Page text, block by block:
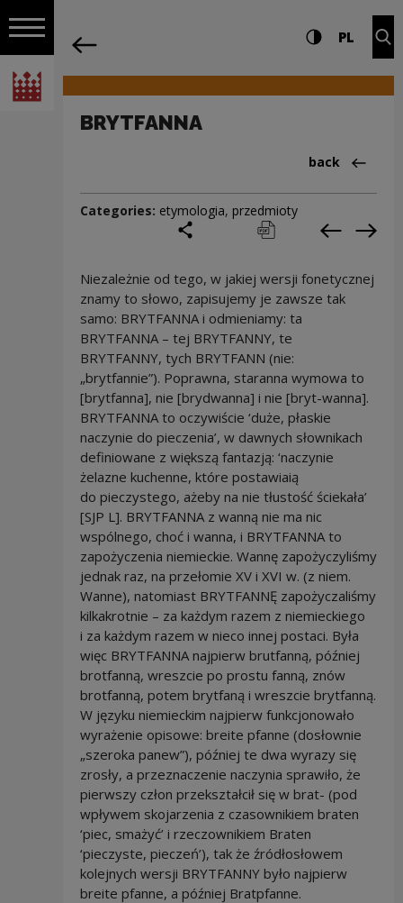
Open navigation
National Centre for Culture Poland
Navigation Settings and search
High contrast
PL
BRYTFANNA
Back
back
Categories: etymologia, przedmioty
print pobierz Previous
Niezależnie od tego, w jakiej wersji fonetycznej
znamy to słowo, zapisujemy je zawsze tak
samo: BRYTFANNA i odmieniamy: ta
BRYTFANNA – tej BRYTFANNY, te
BRYTFANNY, tych BRYTFANN (nie:
„brytfannie”). Poprawna, staranna wymowa to
[brytfanna], nie [brydwanna] i nie [bryt-wanna].
BRYTFANNA to oczywiście ‘duże, płaskie
naczynie do pieczenia’, w dawnych słownikach
definiowane z większą fantazją: ‘naczynie
żelazne kuchenne, które postawiaią
do pieczystego, ażeby na nie tłustość ściekała’
[SJP L]. BRYTFANNA z wanną nie ma nic
wspólnego, choć i wanna, i BRYTFANNA to
zapożyczenia niemieckie. Wannę zapożyczyliśmy
jednak raz, na przełomie XV i XVI w. (z niem.
Wanne), natomiast BRYTFANNĘ zapożyczaliśmy
kilkakrotnie – za każdym razem z niemieckiego
i za każdym razem w nieco innej postaci. Była
więc BRYTFANNA najpierw brutfanną, później
brotfanną, wreszcie po prostu fanną, znów
brotfanną, potem brytfaną i wreszcie brytfanną.
W języku niemieckim najpierw funkcjonowało
wyrażenie opisowe: breite pfanne (dosłownie
„szeroka panew”), później te dwa wyrazy się
zrosły, a przeznaczenie naczynia sprawiło, że
pierwszy człon przekształcił się w brat- (pod
wpływem skojarzenia z czasownikiem braten
‘piec, smażyć’ i rzeczownikiem Braten
‘pieczyste, pieczeń’), tak że źródłosłowem
kolejnych wersji BRYTFANNY było najpierw
breite pfanne, a później Bratpfanne.